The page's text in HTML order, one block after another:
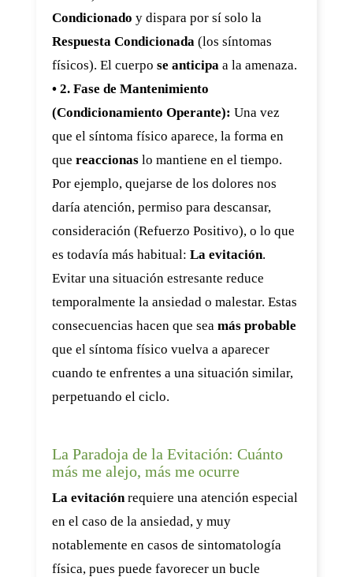
Condicionado y dispara por sí solo la
Respuesta Condicionada (los síntomas
físicos). El cuerpo se anticipa a la amenaza.
• 2. Fase de Mantenimiento
(Condicionamiento Operante): Una vez
que el síntoma físico aparece, la forma en
que reaccionas lo mantiene en el tiempo.
Por ejemplo, quejarse de los dolores nos
daría atención, permiso para descansar,
consideración (Refuerzo Positivo), o lo que
es todavía más habitual: La evitación.
Evitar una situación estresante reduce
temporalmente la ansiedad o malestar. Estas
consecuencias hacen que sea más probable
que el síntoma físico vuelva a aparecer
cuando te enfrentes a una situación similar,
perpetuando el ciclo.
La Paradoja de la Evitación: Cuánto
más me alejo, más me ocurre
La evitaciónrequiere una atención especial
en el caso de la ansiedad, y muy
notablemente en casos de sintomatología
física, pues puede favorecer un bucle